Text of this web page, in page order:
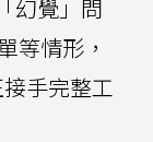
幻覺」問
等情形，
手完整工